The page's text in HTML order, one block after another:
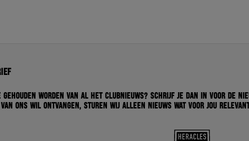
worden van al het clubnieuws? Schrijf je dan in voor de
ons wil ontvangen, sturen wij alleen nieuws wat voor jou